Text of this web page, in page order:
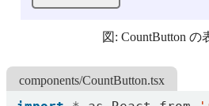
図: CountButton の
components/CountButton.tsx